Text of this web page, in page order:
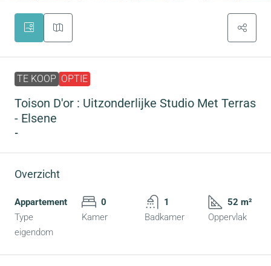
TE KOOP OPTIE
Toison D'or : Uitzonderlijke Studio Met Terras
- Elsene
-
Overzicht
Appartement
Type
eigendom
0
Kamer
1
Badkamer
52 m²
Oppervlak